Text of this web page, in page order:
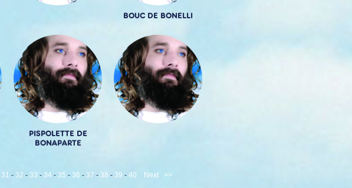
BOUC DE BONELLI
PISPOLETTE DE
BONAPARTE
31 - 32 - 33 - 34 - 35 - 36 - 37 - 38 - 39 - 40 Next >>